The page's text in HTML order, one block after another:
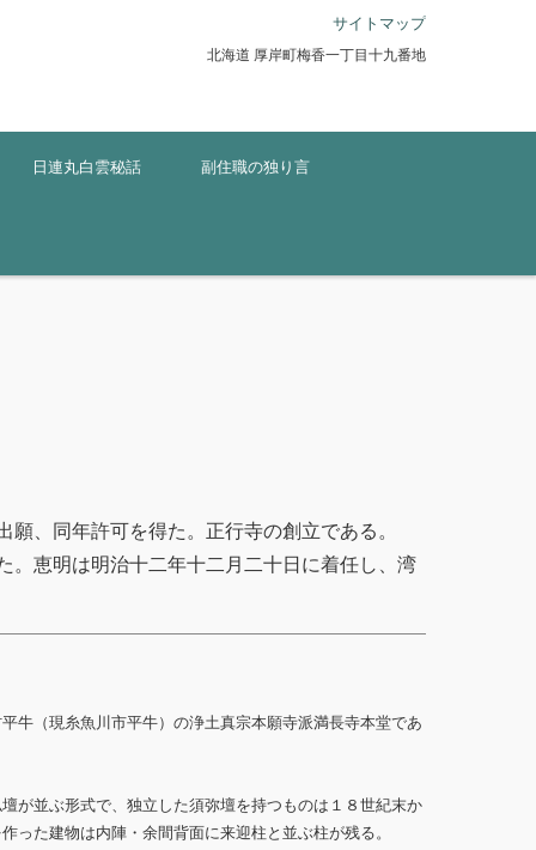
サイトマップ
北海道 厚岸町梅香一丁目十九番地
日連丸白雲秘話 副住職の独り言
、同年許可を得た。正行寺の創立である。
。恵明は明治十二年十二月二十日に着任し、湾
牛（現糸魚川市平牛）の浄土真宗本願寺派満長寺本堂であ
が並ぶ形式で、独立した須弥壇を持つものは１８世紀末か
った建物は内陣・余間背面に来迎柱と並ぶ柱が残る。